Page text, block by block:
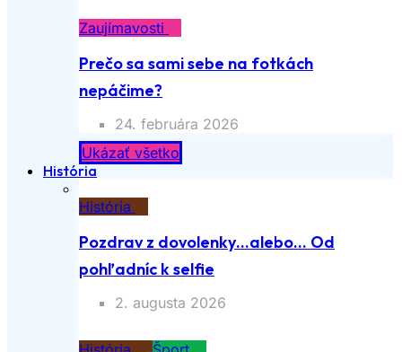
Zaujímavosti
Prečo sa sami sebe na fotkách
nepáčime?
24. februára 2026
Ukázať všetko
História
História
Pozdrav z dovolenky…alebo… Od
pohľadníc k selfie
2. augusta 2026